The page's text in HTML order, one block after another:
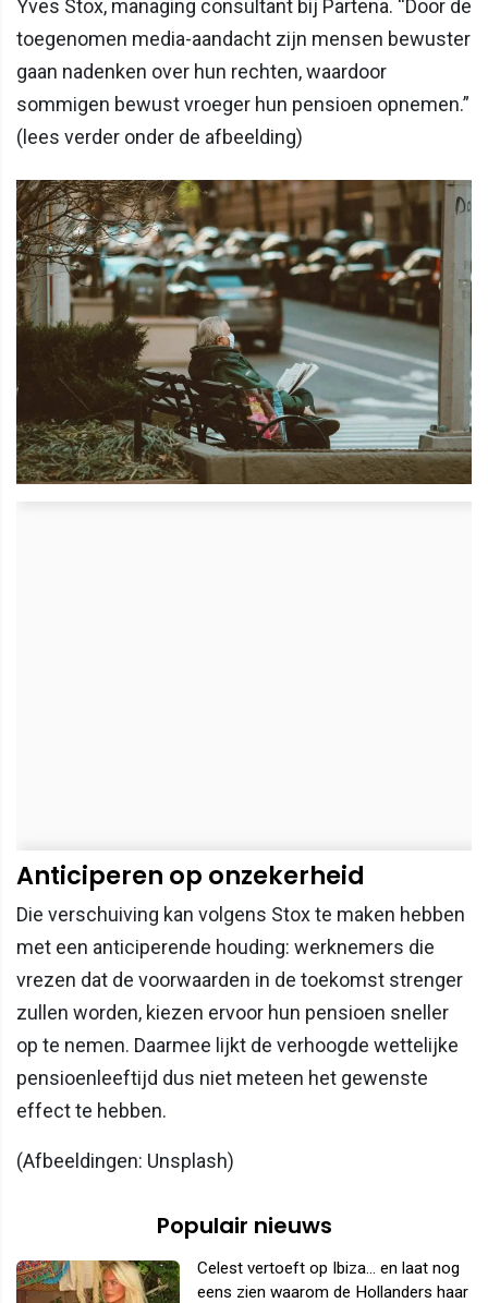
Yves Stox, managing consultant bij Partena. “Door de
toegenomen media-aandacht zijn mensen bewuster
gaan nadenken over hun rechten, waardoor
sommigen bewust vroeger hun pensioen opnemen.”
(lees verder onder de afbeelding)
Anticiperen op onzekerheid
Die verschuiving kan volgens Stox te maken hebben
met een anticiperende houding: werknemers die
vrezen dat de voorwaarden in de toekomst strenger
zullen worden, kiezen ervoor hun pensioen sneller
op te nemen. Daarmee lijkt de verhoogde wettelijke
pensioenleeftijd dus niet meteen het gewenste
effect te hebben.
(Afbeeldingen: Unsplash)
Populair nieuws
Celest vertoeft op Ibiza... en laat nog
eens zien waarom de Hollanders haar